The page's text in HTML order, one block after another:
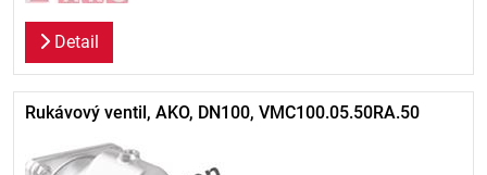
Detail
Rukávový ventil, AKO, DN100, VMC100.05.50RA.50